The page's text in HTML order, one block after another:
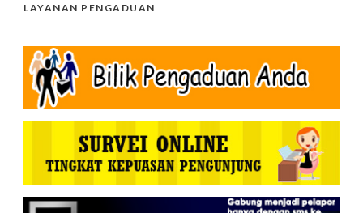
LAYANAN PENGADUAN